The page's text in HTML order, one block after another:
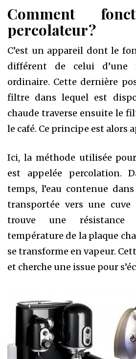
Comment
percolateur ?
C’est un appareil dont le
différent de celui d’une
ordinaire. Cette dernière
filtre dans lequel est
chaude traverse ensuite le
le café. Ce principe est alors
Ici, la méthode utilisée
est appelée percolation.
temps, l’eau contenue
transportée vers une cuve
trouve une résistance
température de la plaque
se transforme en vapeur.
et cherche une issue pour